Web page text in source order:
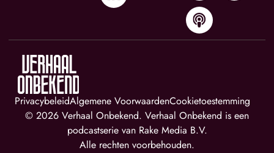
PrivacybeleidAlgemene VoorwaardenCookietoestemming
© 2026 Verhaal Onbekend. Verhaal Onbekend is een
podcastserie van Rake Media B.V.
Alle rechten voorbehouden.